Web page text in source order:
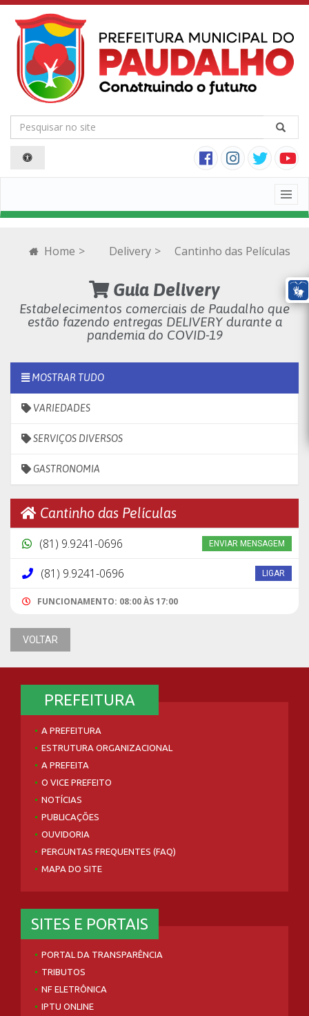
Home > Delivery > Cantinho das Películas
Guia Delivery
Estabelecimentos comerciais de Paudalho que
estão fazendo entregas DELIVERY durante a
pandemia do COVID-19
MOSTRAR TUDO
VARIEDADES
SERVIÇOS DIVERSOS
GASTRONOMIA
Cantinho das Películas
(81) 9.9241-0696 ENVIAR MENSAGEM
(81) 9.9241-0696 LIGAR
FUNCIONAMENTO: 08:00 ÀS 17:00
VOLTAR
PREFEITURA
A PREFEITURA
ESTRUTURA ORGANIZACIONAL
A PREFEITA
O VICE PREFEITO
NOTÍCIAS
PUBLICAÇÕES
OUVIDORIA
PERGUNTAS FREQUENTES (FAQ)
MAPA DO SITE
SITES E PORTAIS
PORTAL DA TRANSPARÊNCIA
TRIBUTOS
NF ELETRÔNICA
IPTU ONLINE